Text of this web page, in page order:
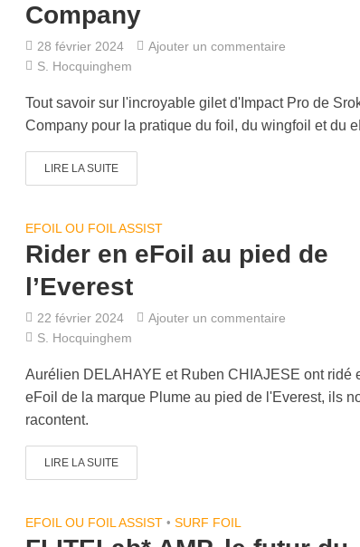
Company
28 février 2024
Ajouter un commentaire
S. Hocquinghem
Tout savoir sur l'incroyable gilet d'Impact Pro de
Company pour la pratique du foil, du wingfoil et du
LIRE LA SUITE
EFOIL OU FOIL ASSIST
Rider en eFoil au pied de
l’Everest
22 février 2024
Ajouter un commentaire
S. Hocquinghem
Aurélien DELAHAYE et Ruben CHIAJESE ont ridé
eFoil de la marque Plume au pied de l'Everest, ils
racontent.
LIRE LA SUITE
EFOIL OU FOIL ASSIST • SURF FOIL